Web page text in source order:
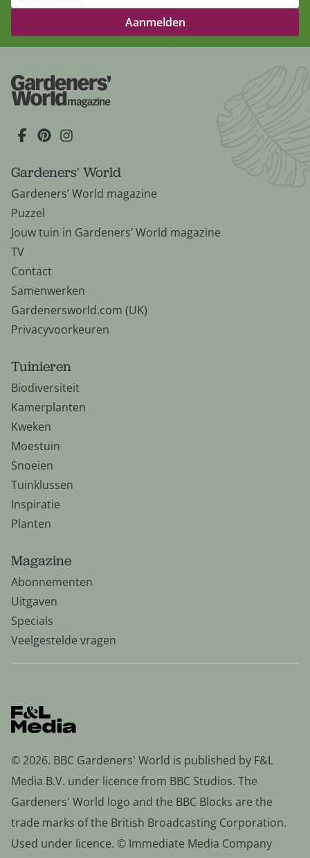
Gardeners' World
Gardeners’ World magazine
Puzzel
Jouw tuin in Gardeners’ World magazine
TV
Contact
Samenwerken
Gardenersworld.com (UK)
Privacyvoorkeuren
Tuinieren
Biodiversiteit
Kamerplanten
Kweken
Moestuin
Snoeien
Tuinklussen
Inspiratie
Planten
Magazine
Abonnementen
Uitgaven
Specials
Veelgestelde vragen
© 2026. BBC Gardeners' World is published by F&L
Media B.V. under licence from BBC Studios. The
Gardeners' World logo and the BBC Blocks are the
trade marks of the British Broadcasting Corporation.
Used under licence. © Immediate Media Company